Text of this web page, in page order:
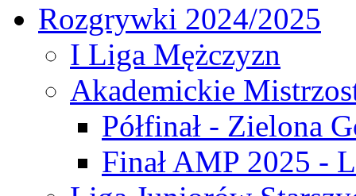
Rozgrywki 2024/2025
I Liga Mężczyzn
Akademickie
Półfinał - Zielona
Finał AMP 2025 -